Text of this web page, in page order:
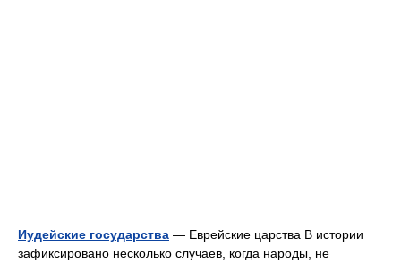
Иудейские государства — Еврейские царства В истории
зафиксировано несколько случаев, когда народы, не